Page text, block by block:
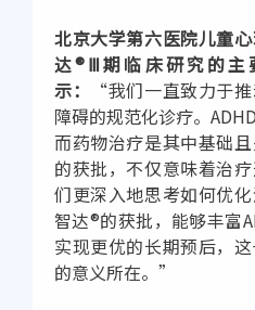
北京大学第六医院儿童
达®Ⅲ期临床研究的主
示：
“我们一直致力于
障碍的规范化诊疗。
而药物治疗是其中基础
的获批，不仅意味着治
们更深入地思考如何优
智达®的获批，能够丰富
实现更优的长期预后，
的意义所在。”